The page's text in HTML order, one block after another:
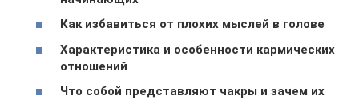
Как избавиться от плохих мыслей в голове
Характеристика и особенности кармических
отношений
Что собой представляют чакры и зачем их